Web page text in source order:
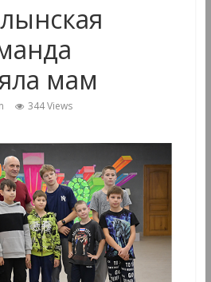
мам
344 Views